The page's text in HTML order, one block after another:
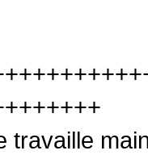
travaille